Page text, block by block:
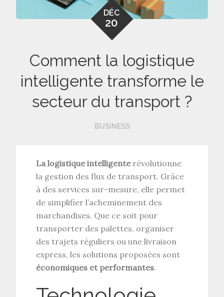
DÉC
20
Comment la logistique
intelligente transforme le
secteur du transport ?
BUSINESS
La logistique intelligenterévolutionne
la gestion des flux de transport. Grâce
à des services sur-mesure, elle permet
de simplifier l’acheminement des
marchandises. Que ce soit pour
transporter des palettes, organiser
des trajets réguliers ou une livraison
express, les solutions proposées sont
économiques et performantes.